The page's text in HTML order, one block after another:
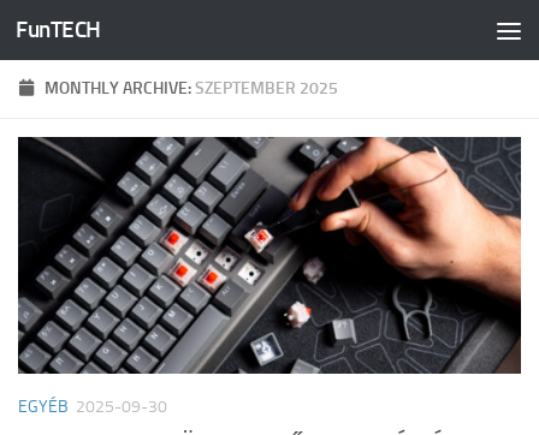
Skip to content
FunTECH
MONTHLY ARCHIVE:SZEPTEMBER 2025
EGYÉB 2025-09-30